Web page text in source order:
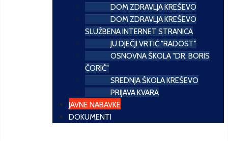
DOM ZDRAVLJA KREŠEVO
DOM ZDRAVLJA KREŠEVO
SLUŽBENA INTERNET STRANICA
JU DJEČJI VRTIĆ "RADOST"
OSNOVNA ŠKOLA "DR. BORIS
ĆORIĆ"
SREDNJA ŠKOLA KREŠEVO
PRIJAVA KVARA
JAVNE NABAVKE
DOKUMENTI